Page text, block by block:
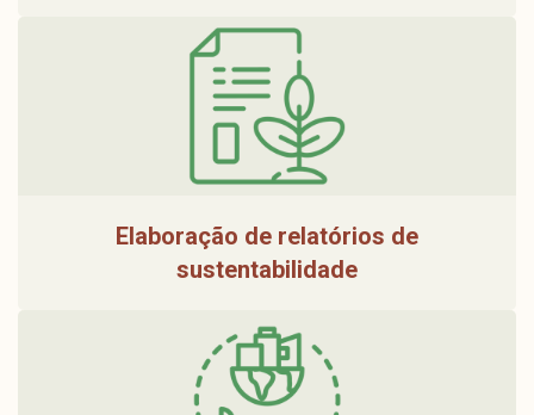
Elaboração de relatórios de
sustentabilidade